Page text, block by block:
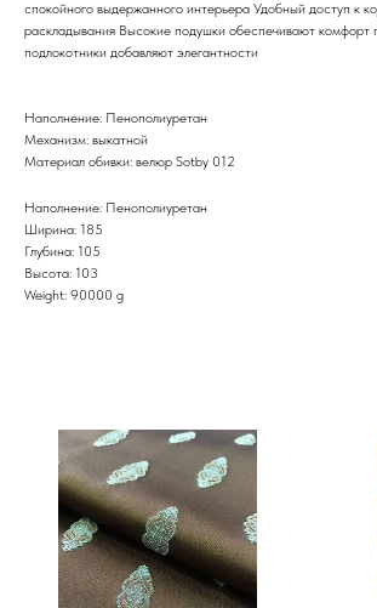
спокойного выдержанного интерьера Удобный доступ к
раскладывания Высокие подушки обеспечивают комфорт
подлокотники добавляют элегантности
Наполнение: Пенополиуретан
Механизм: выкатной
Материал обивки: велюр Sotby 012
Наполнение: Пенополиуретан
Ширина: 185
Глубина: 105
Высота: 103
Weight: 90000 g